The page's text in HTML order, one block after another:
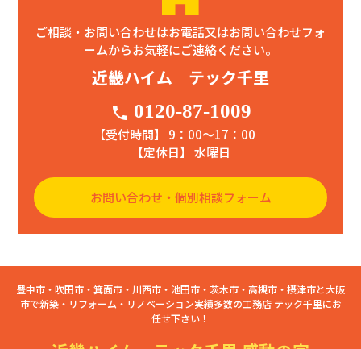
ご相談・お問い合わせはお電話又はお問い合わせフォ
ームからお気軽にご連絡ください。
近畿ハイム テック千里
phone 0120-87-1009
【受付時間】 9：00〜17：00
【定休日】 水曜日
お問い合わせ・個別相談フォーム
豊中市・吹田市・箕面市・川西市・池田市・茨木市・高槻市・摂津市と大阪
市で新築・リフォーム・リノベーション実績多数の工務店 テック千里にお
任せ下さい！